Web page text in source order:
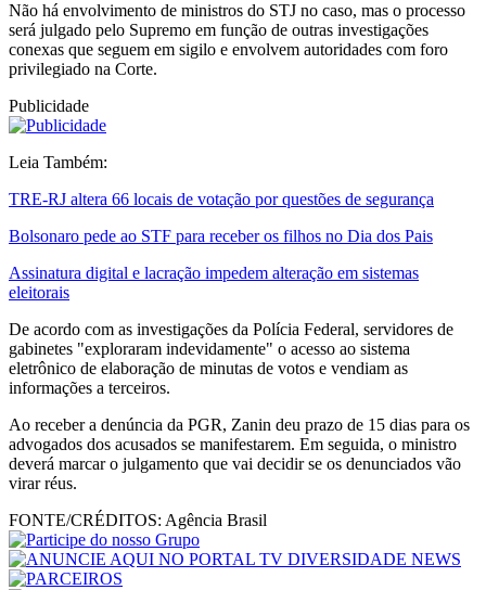
Não há envolvimento de ministros do STJ no caso, mas o processo
será julgado pelo Supremo em função de outras investigações
conexas que seguem em sigilo e envolvem autoridades com foro
privilegiado na Corte.
Publicidade
Leia Também:
TRE-RJ altera 66 locais de votação por questões de segurança
Bolsonaro pede ao STF para receber os filhos no Dia dos Pais
Assinatura digital e lacração impedem alteração em sistemas
eleitorais
De acordo com as investigações da Polícia Federal, servidores de
gabinetes "exploraram indevidamente" o acesso ao sistema
eletrônico de elaboração de minutas de votos e vendiam as
informações a terceiros.
Ao receber a denúncia da PGR, Zanin deu prazo de 15 dias para os
advogados dos acusados se manifestarem. Em seguida, o ministro
deverá marcar o julgamento que vai decidir se os denunciados vão
virar réus.
FONTE/CRÉDITOS: Agência Brasil